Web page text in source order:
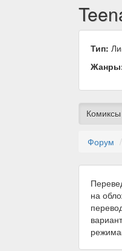
Тип:
Комиксы
Форум
на